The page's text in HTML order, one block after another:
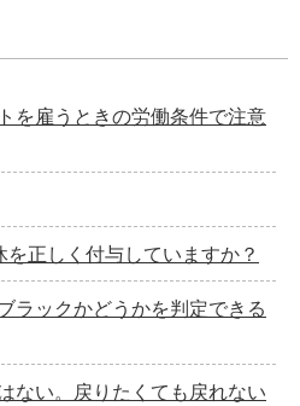
を雇うときの労働条件で注意
正しく付与していますか？
ラックかどうかを判定できる
ない。戻りたくても戻れない